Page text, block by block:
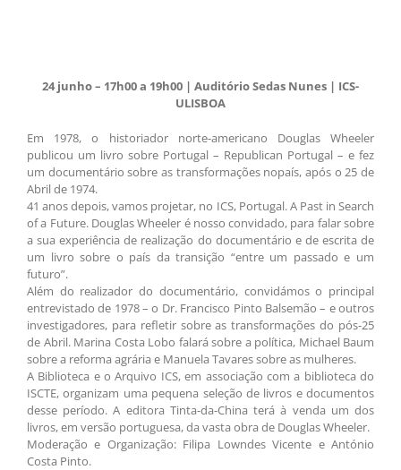
24 junho – 17h00 a 19h00 | Auditório Sedas Nunes | ICS-
ULISBOA
Em 1978, o historiador norte-americano Douglas Wheeler
publicou um livro sobre Portugal – Republican Portugal – e fez
um documentário sobre as transformações nopaís, após o 25 de
Abril de 1974.
41 anos depois, vamos projetar, no ICS, Portugal. A Past in Search
of a Future. Douglas Wheeler é nosso convidado, para falar sobre
a sua experiência de realização do documentário e de escrita de
um livro sobre o país da transição “entre um passado e um
futuro”.
Além do realizador do documentário, convidámos o principal
entrevistado de 1978 – o Dr. Francisco Pinto Balsemão – e outros
investigadores, para refletir sobre as transformações do pós-25
de Abril. Marina Costa Lobo falará sobre a política, Michael Baum
sobre a reforma agrária e Manuela Tavares sobre as mulheres.
A Biblioteca e o Arquivo ICS, em associação com a biblioteca do
ISCTE, organizam uma pequena seleção de livros e documentos
desse período. A editora Tinta-da-China terá à venda um dos
livros, em versão portuguesa, da vasta obra de Douglas Wheeler.
Moderação e Organização: Filipa Lowndes Vicente e António
Costa Pinto.